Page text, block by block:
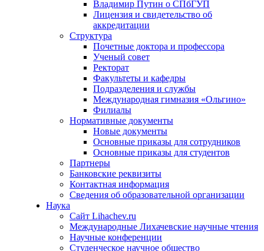
Владимир Путин о СПбГУП
Лицензия и свидетельство об
аккредитации
Структура
Почетные доктора и профессора
Ученый совет
Ректорат
Факультеты и кафедры
Подразделения и службы
Международная гимназия «Ольгино»
Филиалы
Нормативные документы
Новые документы
Основные приказы для сотрудников
Основные приказы для студентов
Партнеры
Банковские реквизиты
Контактная информация
Сведения об образовательной организации
Наука
Сайт Lihachev.ru
Международные Лихачевские научные чтения
Научные конференции
Студенческое научное общество